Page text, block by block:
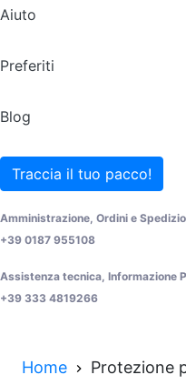
Aiuto
Preferiti
Blog
Traccia il tuo pacco!
Amministrazione, Ordini e
+39 0187 955108
Assistenza tecnica, Informazione
+39 333 4819266
Home Protezione